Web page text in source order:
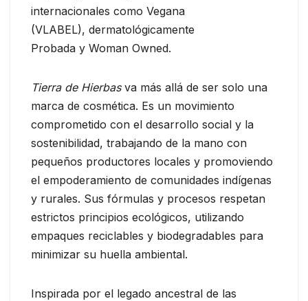
internacionales como Vegana
(VLABEL), dermatológicamente
Probada y Woman Owned.
Tierra de Hierbasva más allá de ser solo una
marca de cosmética. Es un movimiento
comprometido con el desarrollo social y la
sostenibilidad, trabajando de la mano con
pequeños productores locales y promoviendo
el empoderamiento de comunidades indígenas
y rurales. Sus fórmulas y procesos respetan
estrictos principios ecológicos, utilizando
empaques reciclables y biodegradables para
minimizar su huella ambiental.
Inspirada por el legado ancestral de las